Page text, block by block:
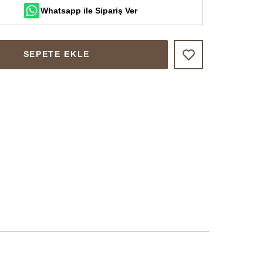
Whatsapp ile Sipariş Ver
SEPETE EKLE